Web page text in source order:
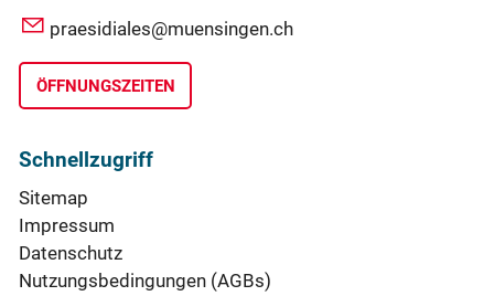
praesidiales@muensingen.ch
ÖFFNUNGSZEITEN
Schnellzugriff
Sitemap
Impressum
Datenschutz
Nutzungsbedingungen (AGBs)